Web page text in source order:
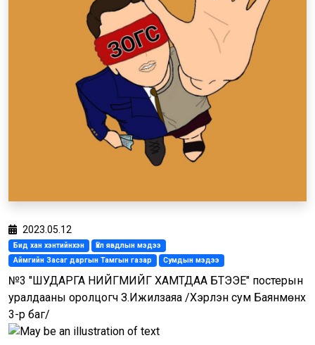
2023.05.12
Бид хан хэнтийнхэн
Үйл явдлын мэдээ
Аймгийн Засаг даргын Тамгын газар
Сумдын мэдээ
№3 "ШУДАРГА НИЙГМИЙГ ХАМТДАА БҮТЭЭЕ" постерын
уралдааны оролцогч З.Ижилзаяа /Хэрлэн сум Баянмөнх
3-р баг/